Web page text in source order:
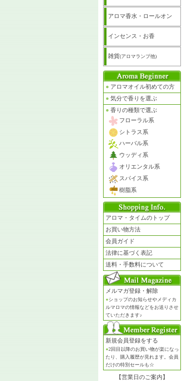
アロマ香水・ロールオン
インセンス・お香
雑貨(アロマランプ他)
● アロマオイル初めての方
● 気分で香りを選ぶ
● 香りの種類で選ぶ
フローラル系
シトラス系
ハーバル系
ウッディ系
オリエンタル系
スパイス系
樹脂系
アロマ・タイムのトップ
お買い物方法
会員ガイド
法律に基づく表記
送料・手数料について
メルマガ登録・解除
●ショップのお知らせやメディカ
ルマロマの情報などをお送りさせ
ていただきます♪
新規会員登録をする
●2回目以降のお買い物が楽になっ
たり、購入履歴が見れます。会員
だけの特別セールも☆
【営業日のご案内】